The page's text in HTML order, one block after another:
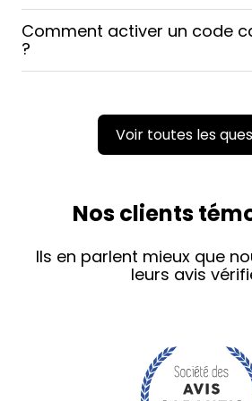
Comment activer un code
?
Voir toutes les
Nos clients
Ils en parlent mieux que
leurs avis